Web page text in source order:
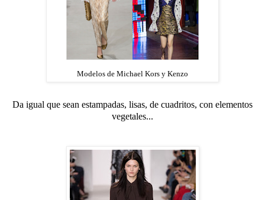
Modelos de Michael Kors y Kenzo
Da igual que sean estampadas, lisas, de cuadritos, con elementos
vegetales...